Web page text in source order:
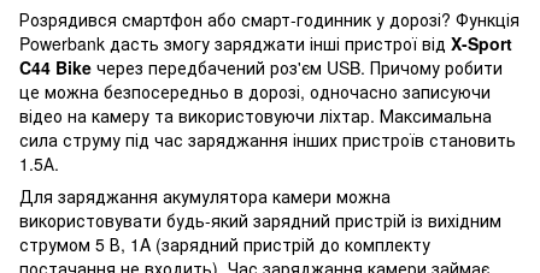
Розрядився смартфон або смарт-годинник у дорозі? Функція
Powerbank дасть змогу заряджати інші пристрої від X-Sport
C44 Bike через передбачений роз'єм USB. Причому робити
це можна безпосередньо в дорозі, одночасно записуючи
відео на камеру та використовуючи ліхтар. Максимальна
сила струму під час заряджання інших пристроїв становить
1.5А.
Для заряджання акумулятора камери можна
використовувати будь-який зарядний пристрій із вихідним
струмом 5 В, 1A (зарядний пристрій до комплекту
постачання не входить). Час заряджання камери займає